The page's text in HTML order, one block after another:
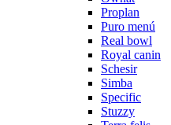
Proplan
Puro menú
Real bowl
Royal canin
Schesir
Simba
Specific
Stuzzy